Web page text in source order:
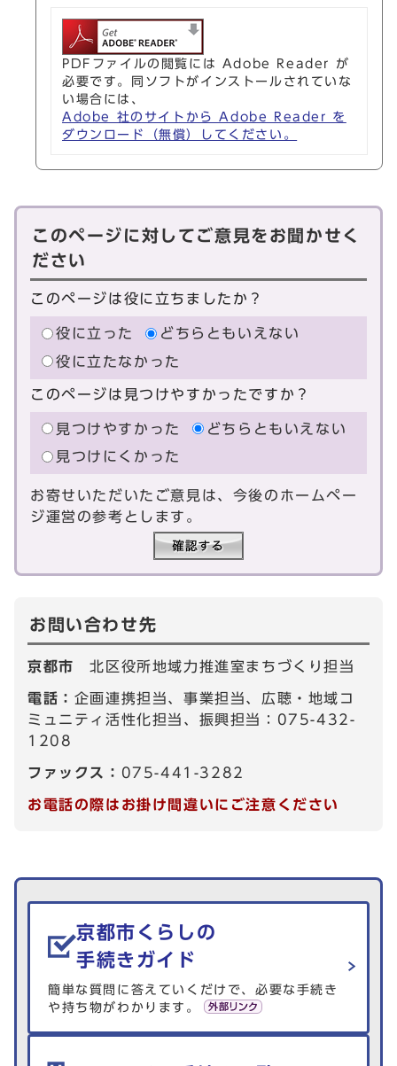
PDFファイルの閲覧には Adobe Reader が
必要です。同ソフトがインストールされていな
い場合には、
Adobe 社のサイトから Adobe Reader を
ダウンロード（無償）してください。
このページに対してご意見をお聞かせく
ださい
このページは役に立ちましたか？
役に立った
どちらともいえない
役に立たなかった
このページは見つけやすかったですか？
見つけやすかった
どちらともいえない
見つけにくかった
お寄せいただいたご意見は、今後のホームペー
ジ運営の参考とします。
お問い合わせ先
京都市北区役所地域力推進室まちづくり担当
電話： 企画連携担当、事業担当、広聴・地域コ
ミュニティ活性化担当、振興担当：075-432-
1208
ファックス： 075-441-3282
お電話の際はお掛け間違いにご注意ください
生活情報を探す
京都市くらしの
手続きガイド
簡単な質問に答えていくだけで、必要な手続き
や持ち物がわかります。